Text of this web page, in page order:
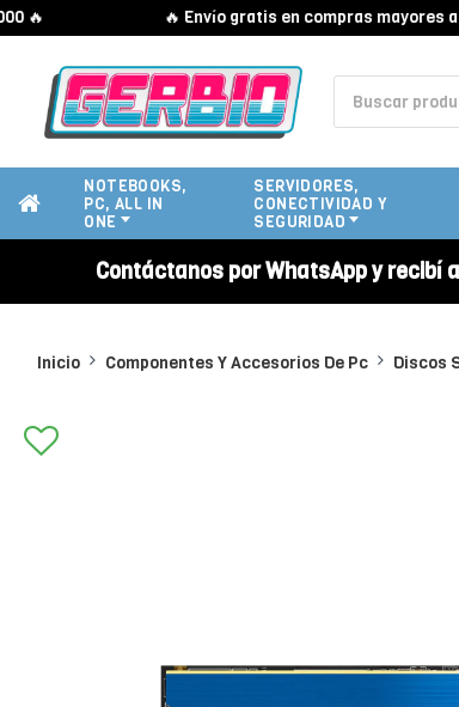
🔥 Envío gratis en compras mayores a
NOTEBOOKS,
PC, ALL IN
ONE
SERVIDORES,
CONECTIVIDAD Y
SEGURIDAD
Contáctanos por WhatsApp y
Inicio Componentes Y Accesorios De Pc Discos